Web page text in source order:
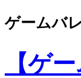
ゲームバ
【ゲ